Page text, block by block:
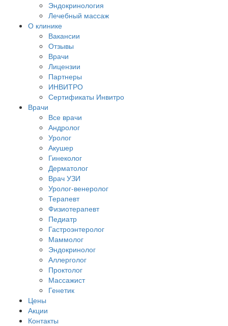
Эндокринология
Лечебный массаж
О клинике
Вакансии
Отзывы
Врачи
Лицензии
Партнеры
ИНВИТРО
Сертификаты Инвитро
Врачи
Все врачи
Андролог
Уролог
Акушер
Гинеколог
Дерматолог
Врач УЗИ
Уролог-венеролог
Терапевт
Физиотерапевт
Педиатр
Гастроэнтеролог
Маммолог
Эндокринолог
Аллерголог
Проктолог
Массажист
Генетик
Цены
Акции
Контакты